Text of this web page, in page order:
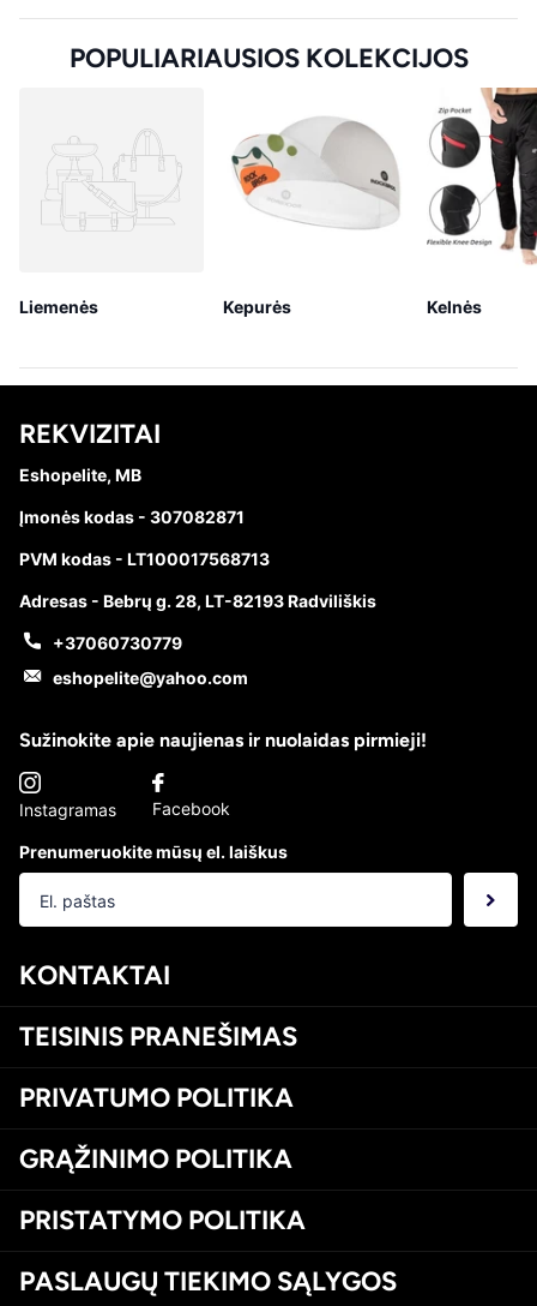
POPULIARIAUSIOS KOLEKCIJOS
Liemenės Kepurės Kelnės
Sužinokite apie naujienas ir nuolaidas pirmieji!
Instagramas Facebook
Prenumeruokite mūsų el. laiškus
KONTAKTAI
TEISINIS PRANEŠIMAS
PRIVATUMO POLITIKA
GRĄŽINIMO POLITIKA
PRISTATYMO POLITIKA
PASLAUGŲ TIEKIMO SĄLYGOS
REKVIZITAI
Eshopelite, MB
Įmonės kodas - 307082871
PVM kodas - LT100017568713
Adresas - Bebrų g. 28, LT-82193 Radviliškis
+37060730779
eshopelite@yahoo.com